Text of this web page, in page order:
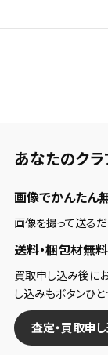
あなたのクラ
画像でかんたん
画像を撮って送るだ
送料・梱包材無料
買取申し込み後に
し込みもボタンひと
査定・買取申